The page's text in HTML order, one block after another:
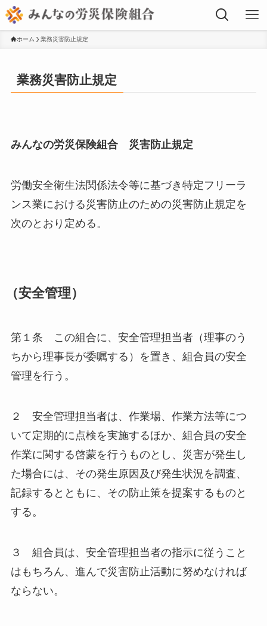
ホーム 業務災害防止規定
業務災害防止規定
みんなの労災保険組合 災害防止規定
労働安全衛生法関係法令等に基づき特定フリーラ
ンス業における災害防止のための災害防止規定を
次のとおり定める。
（安全管理）
第１条 この組合に、安全管理担当者（理事のう
ちから理事長が委嘱する）を置き、組合員の安全
管理を行う。
２ 安全管理担当者は、作業場、作業方法等につ
いて定期的に点検を実施するほか、組合員の安全
作業に関する啓蒙を行うものとし、災害が発生し
た場合には、その発生原因及び発生状況を調査、
記録するとともに、その防止策を提案するものと
する。
３ 組合員は、安全管理担当者の指示に従うこと
はもちろん、進んで災害防止活動に努めなければ
ならない。